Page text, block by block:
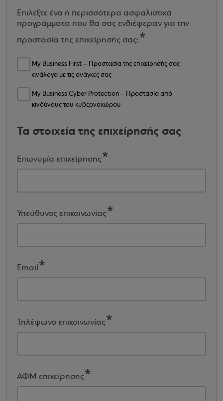
Επιλέξτε ένα ή περισσότερα ασφαλιστικά
προγράμματα που θα σας ενδιέφεραν για την
προστασία της επιχείρησής σας:
My Business First – Προστασία της επιχείρησής σας
ανάλογα με τις ανάγκες σας
My Business Cyber Protection – Προστασία από
κινδύνους του κυβερνοχώρου
Τα στοιχεία της επιχείρησής σας
Επωνυμία επιχείρησης
Υπεύθυνος επικοινωνίας
Email
Τηλέφωνο επικοινωνίας
ΑΦΜ επιχείρησης